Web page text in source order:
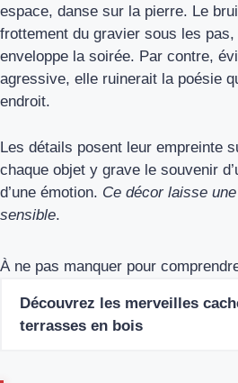
espace, danse sur la pierre. Le
frottement du gravier sous les
enveloppe la soirée. Par contre,
agressive, elle ruinerait la poésie
endroit.
Les détails posent leur empreinte
chaque objet y grave le souvenir
d’une émotion. Ce décor laisse
sensible.
À ne pas manquer pour
Découvrez les merveilles
terrasses en bois